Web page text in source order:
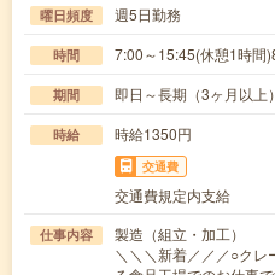
曜日頻度 週5日勤務
時間 7:00～15:45(休憩1時間
期間 即日～長期（3ヶ月以
時給 時給1350円
交通費
交通費規定内支給
仕事内容
製造（組立・加工）
＼＼＼新着／／／○クレ